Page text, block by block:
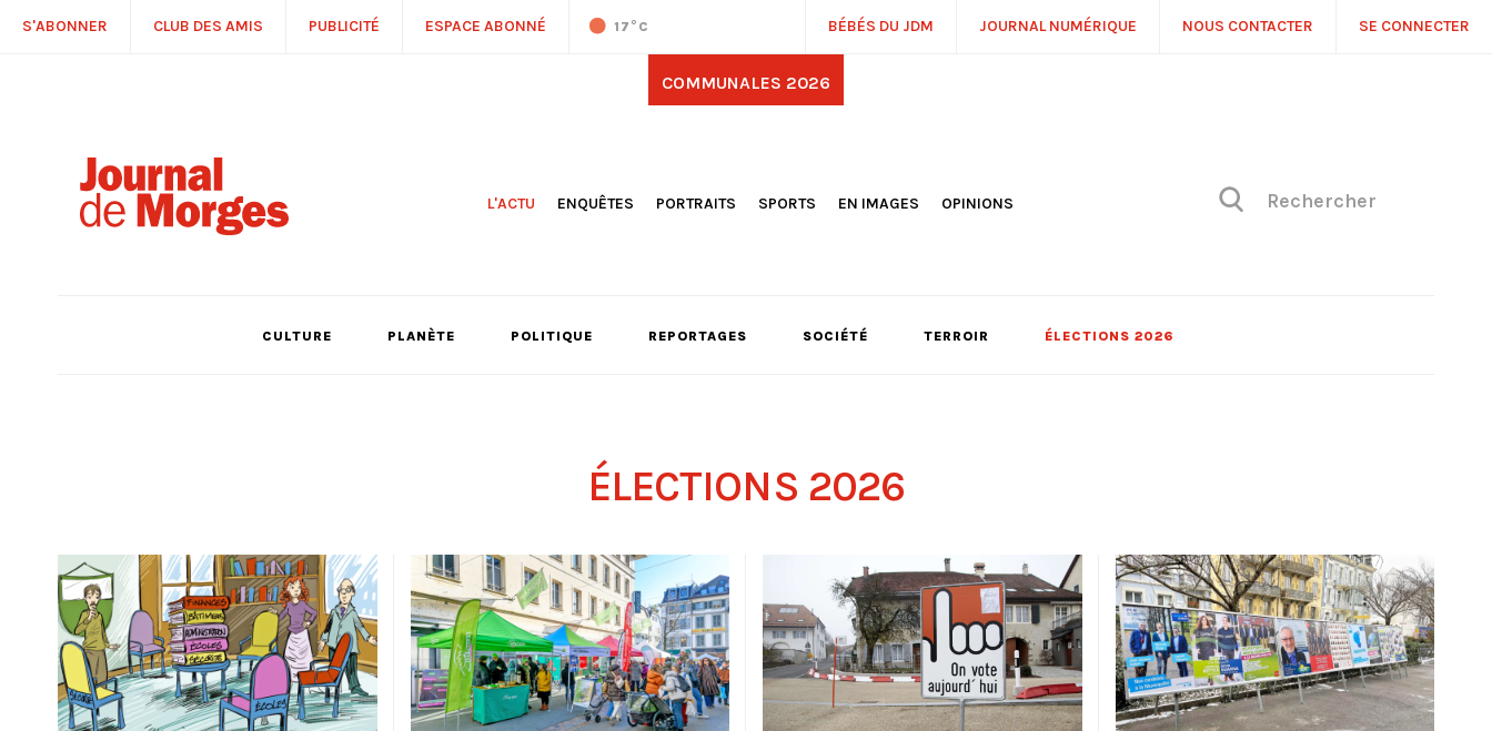
S'ABONNER CLUB DES AMIS PUBLICITÉ ESPACE ABONNÉ 17 °C BÉBÉS DU JDM JOURNAL NUMÉRIQUE NOUS CONTACTER SE CONNECTER
COMMUNALES 2026
L'ACTU
ENQUÊTES PORTRAITS
SPORTS
EN IMAGES
OPINIONS
POINTS DE VUE
CULTURE PLANÈTE POLITIQUE REPORTAGES SOCIÉTÉ TERROIR ÉLECTIONS 2026
ÉLECTIONS 2026